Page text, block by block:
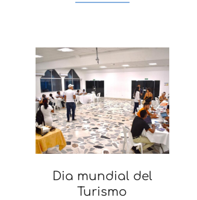
Dia mundial del
Turismo